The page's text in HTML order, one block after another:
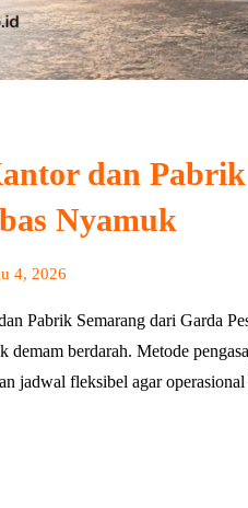
dan
Nyamuk
4, 2026
Pabrik Semarang dari Garda
demam berdarah. Metode
jadwal fleksibel agar